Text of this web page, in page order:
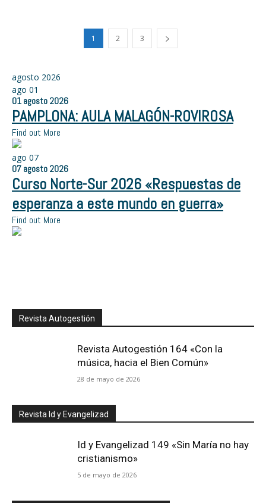
1 2 3
agosto 2026
ago 01
01 agosto 2026
PAMPLONA: AULA MALAGÓN-ROVIROSA
Find out More
ago 07
07 agosto 2026
Curso Norte-Sur 2026 «Respuestas de
esperanza a este mundo en guerra»
Find out More
Revista Autogestión
Revista Autogestión 164 «Con la
música, hacia el Bien Común»
28 de mayo de 2026
Revista Id y Evangelizad
Id y Evangelizad 149 «Sin María no hay
cristianismo»
5 de mayo de 2026